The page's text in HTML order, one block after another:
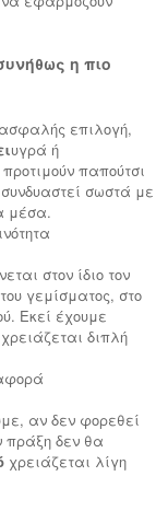
η πιο
επιλογή,
υγρά ή
παπούτσι
σωστά με
μέσα.
στον ίδιο τον
γεμίσματος, στο
Εκεί έχουμε
διπλή
αν δεν φορεθεί
πράξη δεν θα
χρειάζεται λίγη